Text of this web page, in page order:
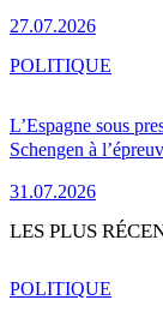
27.07.2026
L’Espagne sous
Schengen à
31.07.2026
POLITIQUE
LES PLUS
POLITIQUE